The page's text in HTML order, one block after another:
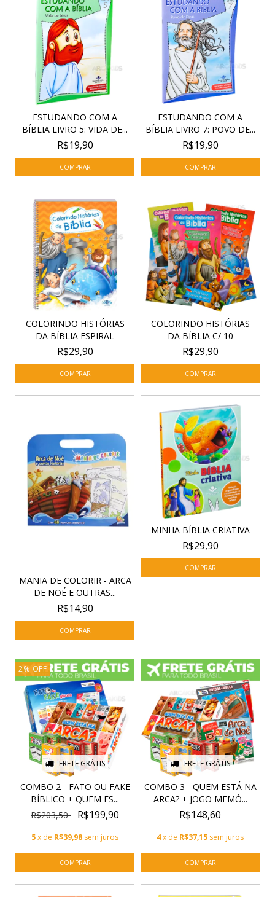
ESTUDANDO COM A
BÍBLIA LIVRO 5: VIDA DE...
R$19,90
ESTUDANDO COM A
BÍBLIA LIVRO 7: POVO DE...
R$19,90
COLORINDO HISTÓRIAS
DA BÍBLIA ESPIRAL
R$29,90
COLORINDO HISTÓRIAS
DA BÍBLIA C/ 10
R$29,90
MANIA DE COLORIR - ARCA
DE NOÉ E OUTRAS...
R$14,90
MINHA BÍBLIA CRIATIVA
R$29,90
2% OFF
FRETE GRÁTIS
COMBO 2 - FATO OU FAKE
BÍBLICO + QUEM ES...
R$203,50
R$199,90
5x de R$39,98 sem juros
FRETE GRÁTIS
COMBO 3 - QUEM ESTÁ NA
ARCA? + JOGO MEMÓ...
R$148,60
4x de R$37,15 sem juros